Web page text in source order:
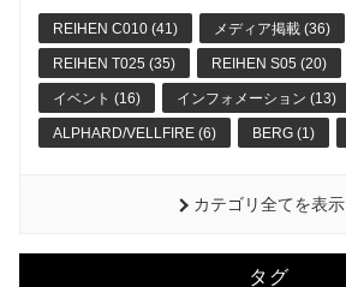
REIHEN C010 (41) メディア掲載 (36)
REIHEN T025 (35) REIHEN S05 (20)
イベント (16) インフォメーション (13)
ALPHARD/VELLFIRE (6) BERG (1)
カテゴリ全てを表示
タグ